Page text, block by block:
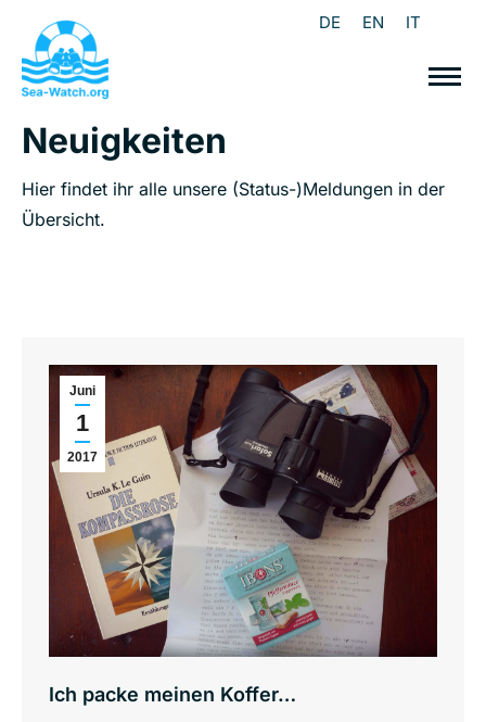
DE EN IT
Neuigkeiten
Hier findet ihr alle unsere (Status-)Meldungen in der
Übersicht.
Juni
1
2017
Ich packe meinen Koffer…